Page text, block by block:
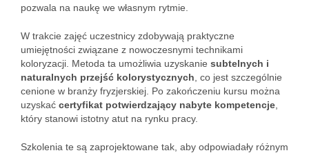
pozwala na naukę we własnym rytmie.
W trakcie zajęć uczestnicy zdobywają praktyczne
umiejętności związane z nowoczesnymi technikami
koloryzacji. Metoda ta umożliwia uzyskanie subtelnych i
naturalnych przejść kolorystycznych , co jest szczególnie
cenione w branży fryzjerskiej. Po zakończeniu kursu można
uzyskać certyfikat potwierdzający nabyte kompetencje
który stanowi istotny atut na rynku pracy.
Szkolenia te są zaprojektowane tak, aby odpowiadały różnym